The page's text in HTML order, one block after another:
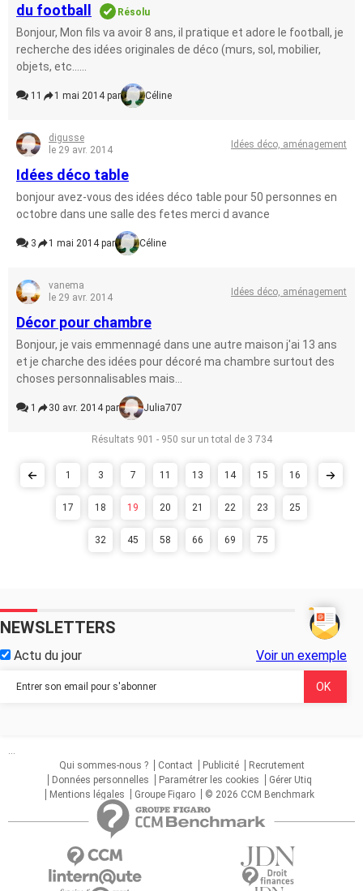
du football
Résolu
Bonjour, Mon fils va avoir 8 ans, il pratique et adore le football, je
recherche des idées originales de déco (murs, sol, mobilier,
objets, etc......
11 1 mai 2014 par Céline
digusse
le 29 avr. 2014
Idées déco, aménagement
Idées déco table
bonjour avez-vous des idées déco table pour 50 personnes en
octobre dans une salle des fetes merci d avance
3 1 mai 2014 par Céline
vanema
le 29 avr. 2014
Idées déco, aménagement
Décor pour chambre
Bonjour, je vais emmennagé dans une autre maison j'ai 13 ans
et je charche des idées pour décoré ma chambre surtout des
choses personnalisables mais...
1 30 avr. 2014 par Julia707
Résultats 901 - 950 sur un total de 3 734
1 3 7 11 13 14 15 16
17 18 19 20 21 22 23 25
32 45 58 66 69 75
NEWSLETTERS
Actu du jour Voir un exemple
...
Qui sommes-nous ?
Contact Publicité
Recrutement
Données personnelles
Paramétrer les cookies
Gérer Utiq
Mentions légales
Groupe Figaro © 2026 CCM Benchmark